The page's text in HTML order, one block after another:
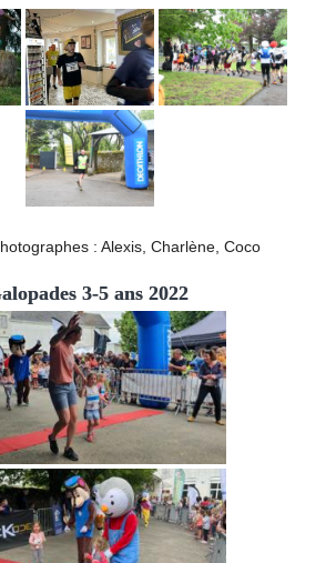
: Alexis, Charlène, Coco
3-5 ans 2022